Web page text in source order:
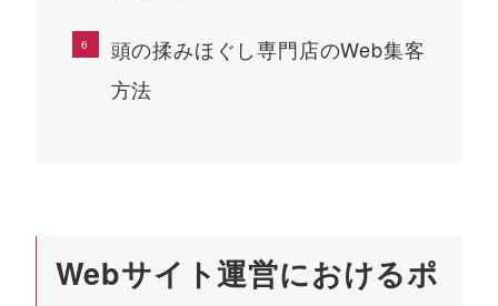
頭の揉みほぐし専門店のWeb集客
方法
Webサイト運営におけるポ